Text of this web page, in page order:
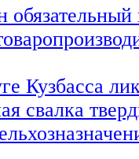
Кузбасса
свалка